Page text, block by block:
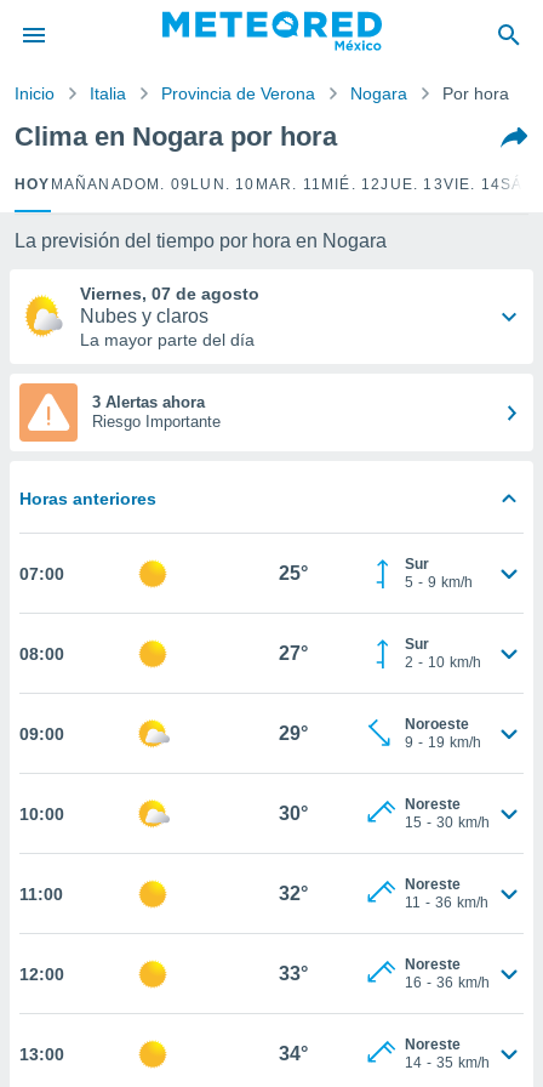
ha sido
la
que se
calidad.
forma
digital
contenido
coste.
la
ya sean
en
perfil
CONFIGURACIÓN
Inicio Italia Provincia de Verona Nogara Por hora
Clima en Nogara por hora
HOY MAÑANA DOM. 09 LUN. 10 MAR. 11 MIÉ. 12JUE. 13VIE. 14
La previsión del tiempo por hora en Nogara
Viernes, 07 de agosto
Nubes y claros
La mayor parte del día
3 Alertas ahora
Riesgo Importante
Horas anteriores
07:00 25°
Sur
5 - 9 km/h
08:00 27°
Sur
2 - 10 km/h
09:00 29°
Noroeste
9 - 19 km/h
10:00 30°
Noreste
15 - 30 km/h
11:00 32°
Noreste
11 - 36 km/h
12:00 33°
Noreste
16 - 36 km/h
13:00 34°
Noreste
14 - 35 km/h